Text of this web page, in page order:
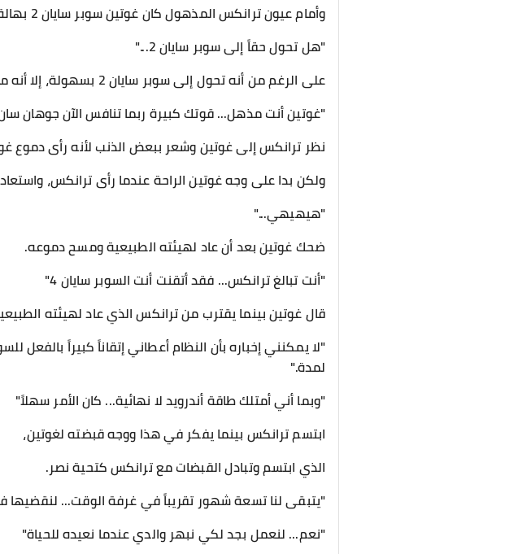
وأمام عيون ترانكس المذهول كان غوتين سوبر سايان 2 بهالة ذهبية نارية مكهربة.
"هل تحول حقاً إلى سوبر سايان 2..."
على الرغم من أنه تحول إلى سوبر سايان 2 بسهولة، إلا أنه ما يزال متفاجئاً، فهو استخدم النظام وغوتين استخدم موهبته.
"غوتين أنت مذهل... قوتك كبيرة ربما تنافس الآن جوهان
نظر ترانكس إلى غوتين وشعر ببعض الذنب لأنه رأى دموع
ولكن بدا على وجه غوتين الراحة عندما رأى ترانكس،
"هيهيهي..."
ضحك غوتين بعد أن عاد لهيئته الطبيعية ومسح دموعه.
"أنت تبالغ ترانكس... فقد أتقنت أنت السوبر سايان 4"
قال غوتين بينما يقترب من ترانكس الذي عاد لهيئته
لمدة."
"وبما أني أمتلك طاقة أندرويد لا نهائية... كان الأمر سهلاً"
ابتسم ترانكس بينما يفكر في هذا ووجه قبضته لغوتين،
الذي ابتسم وتبادل القبضات مع ترانكس كتحية نصر.
"يتبقى لنا تسعة شهور تقريباً في غرفة الوقت... لنقضيها في
"نعم... لنعمل بجد لكي نبهر والدي عندما نعيده للحياة"